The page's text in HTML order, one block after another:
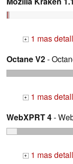
+ 1 mas
Octane V2-
+ 1 mas
WebXPRT 4-
+ 1 mas